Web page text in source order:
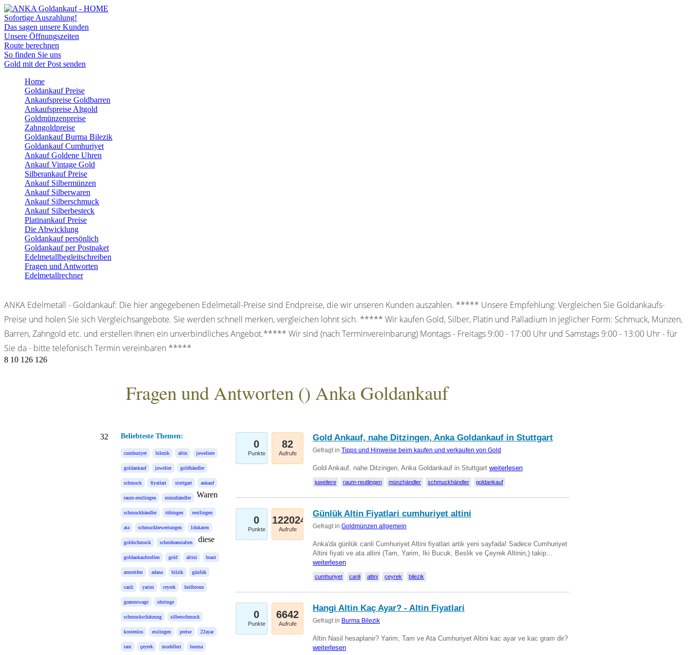
Sofortige Auszahlung!
Das sagen unsere Kunden
Unsere Öffnungszeiten
Route berechnen
So finden Sie uns
Gold mit der Post senden
Home
Goldankauf Preise
Ankaufspreise Goldbarren
Ankaufspreise Altgold
Goldmünzenpreise
Zahngoldpreise
Goldankauf Burma Bilezik
Goldankauf Cumhuriyet
Ankauf Goldene Uhren
Ankauf Vintage Gold
Silberankauf Preise
Ankauf Silbermünzen
Ankauf Silberwaren
Ankauf Silberschmuck
Ankauf Silberbesteck
Platinankauf Preise
Die Abwicklung
Goldankauf persönlich
Goldankauf per Postpaket
Edelmetallbegleitschreiben
Fragen und Antworten
Edelmetallrechner
ANKA Edelmetall - Goldankauf: Die hier angegebenen Edelmetall-Preise sind Endpreise, die wir unseren Kunden auszahlen. ***** Unsere Empfehlung: Vergleichen Sie Goldankaufs-
Preise und holen Sie sich Vergleichsangebote. Sie werden schnell merken, vergleichen lohnt sich. ***** Wir kaufen Gold, Silber, Platin und Palladium in jeglicher Form: Schmuck, Münzen,
Barren, Zahngold etc. und erstellen Ihnen ein unverbindliches Angebot.***** Wir sind (nach Terminvereinbarung) Montags - Freitags 9:00 - 17:00 Uhr und Samstags 9:00 - 13:00 Uhr - für
Sie da - bitte telefonisch Termin vereinbaren *****
8 10 126 126
Fragen und Antworten () Anka Goldankauf
Beliebteste Themen:
cumhuriyet bilezik altin juweliere
goldankauf juwelier goldhändler
schmuck fiyatlari stuttgart ankauf
raum-reutlingen münzhändler
schmuckhändler tübingen reutlingen
ata schmuckbewertungen 1dukaten
goldschmuck scheideanstalten
goldankaufstellen gold altini braut
armreifen adana bilzik günlük
canli yarim ceyrek heilbronn
grammwage ohrringe
schmuckschätzung silberschmuck
kostenlos esslingen preise 22ayar
tam çeyrek modelleri burma
Waren
diese
0
Punkte
82
Aufrufe
Gold Ankauf, nahe Ditzingen, Anka Goldankauf in Stuttgart
Gefragt in Tipps und Hinweise beim kaufen und verkaufen von Gold
Gold Ankauf, nahe Ditzingen, Anka Goldankauf in Stuttgart weiterlesen
juweliere raum-reutlingen münzhändler schmuckhändler goldankauf
0
Punkte
122024
Aufrufe
Günlük Altin Fiyatlari cumhuriyet altini
Gefragt in Goldmünzen allgemein
Anka'da günlük canli Cumhuriyet Altini fiyatlari artik yeni sayfada! Sadece Cumhuriyet
Altini fiyati ve ata altini (Tam, Yarim, Iki Bucuk, Beslik ve Çeyrek Altinin,) takip…
weiterlesen
cumhuriyet canli altini çeyrek bilezik
0
Punkte
6642
Aufrufe
Hangi Altin Kaç Ayar? - Altin Fiyatlari
Gefragt in Burma Bilezik
Altin Nasil hesaplanir? Yarim, Tam ve Ata Cumhuriyet Altini kac ayar ve kac gram dir?
weiterlesen
32